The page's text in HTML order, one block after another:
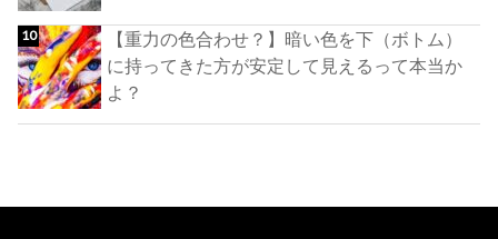
【重力の色合わせ？】暗い色を下（ボトム）
に持ってきた方が安定して見えるって本当か
よ？